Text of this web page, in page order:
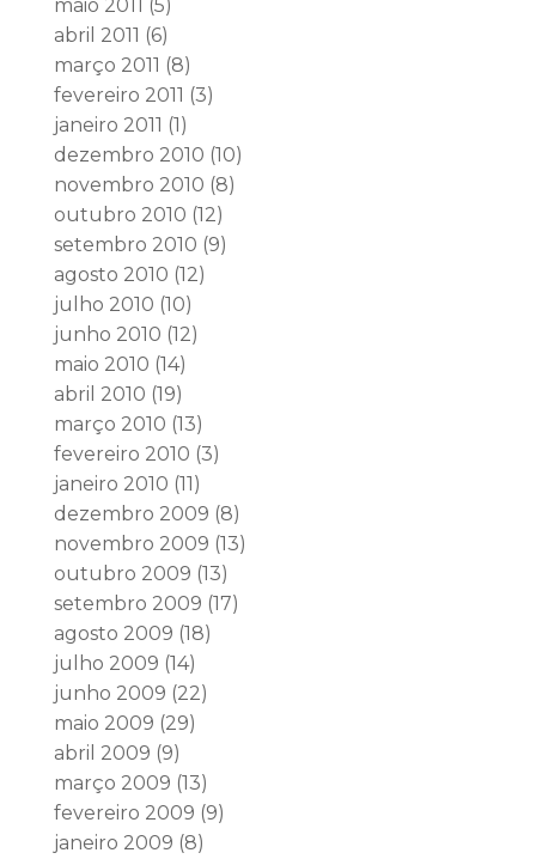
maio 2011
(5)
abril 2011 (6)
março 2011 (8)
fevereiro 2011 (3)
janeiro 2011 (1)
dezembro 2010 (10)
novembro 2010 (8)
outubro 2010 (12)
setembro 2010 (9)
agosto 2010 (12)
julho 2010 (10)
junho 2010 (12)
maio 2010 (14)
abril 2010 (19)
março 2010 (13)
fevereiro 2010 (3)
janeiro 2010 (11)
dezembro 2009 (8)
novembro 2009 (13)
outubro 2009 (13)
setembro 2009 (17)
agosto 2009 (18)
julho 2009 (14)
junho 2009 (22)
maio 2009 (29)
abril 2009 (9)
março 2009 (13)
fevereiro 2009 (9)
janeiro 2009 (8)